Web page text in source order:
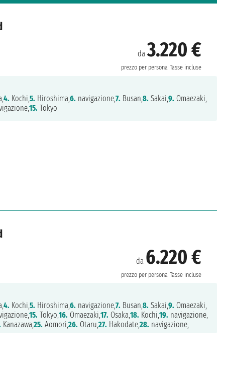
da3.220 €
prezzo per persona Tasse incluse
4. Kochi, 5. Hiroshima, 6. navigazione,7. Busan, 8. Sakai, 9. Omaezaki,
15. Tokyo
da 6.220 €
prezzo per persona Tasse incluse
4. Kochi,5. Hiroshima,6. navigazione,7. Busan,8. Sakai,9. Omaezaki,
15. Tokyo,16. Omaezaki,17. Osaka,18. Kochi,19. navigazione,
Kanazawa,25. Aomori,26. Otaru,27. Hakodate,28. navigazione,